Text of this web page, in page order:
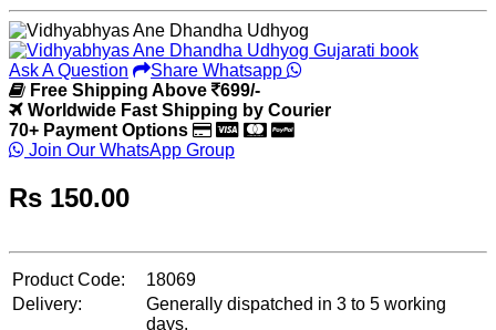
Ask A Question
Share Whatsapp
Free Shipping Above
699/-
Worldwide Fast Shipping by Courier
70+ Payment Options
Join Our WhatsApp Group
Rs 150.00
Product Code:
18069
Delivery:
Generally dispatched in 3 to 5 working
days.